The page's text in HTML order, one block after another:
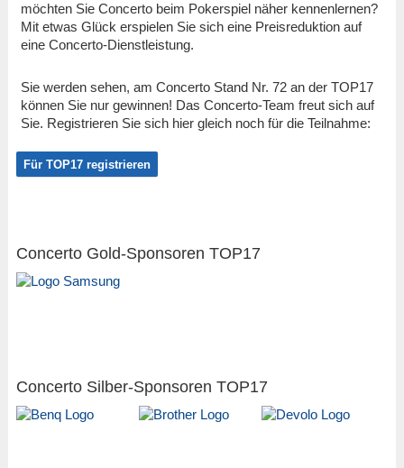
möchten Sie Concerto beim Pokerspiel näher kennenlernen?
Mit etwas Glück erspielen Sie sich eine Preisreduktion auf
eine Concerto-Dienstleistung.
Sie werden sehen, am Concerto Stand Nr. 72 an der TOP17
können Sie nur gewinnen! Das Concerto-Team freut sich auf
Sie. Registrieren Sie sich hier gleich noch für die Teilnahme:
Für TOP17 registrieren
Concerto Gold-Sponsoren TOP17
Concerto Silber-Sponsoren TOP17